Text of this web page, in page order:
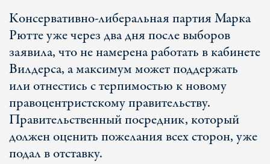
Консервативно-либеральная партия Марка
Рютте уже через два дня после выборов
заявила, что не намерена работать в кабинете
Вилдерса, а максимум может поддержать
или отнестись с терпимостью к новому
правоцентристскому правительству.
Правительственный посредник, который
должен оценить пожелания всех сторон, уже
подал в отставку.